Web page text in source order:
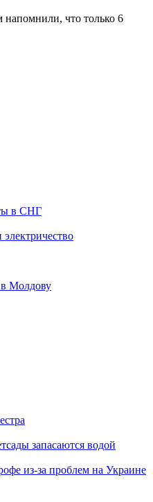
напомнили, что только 6